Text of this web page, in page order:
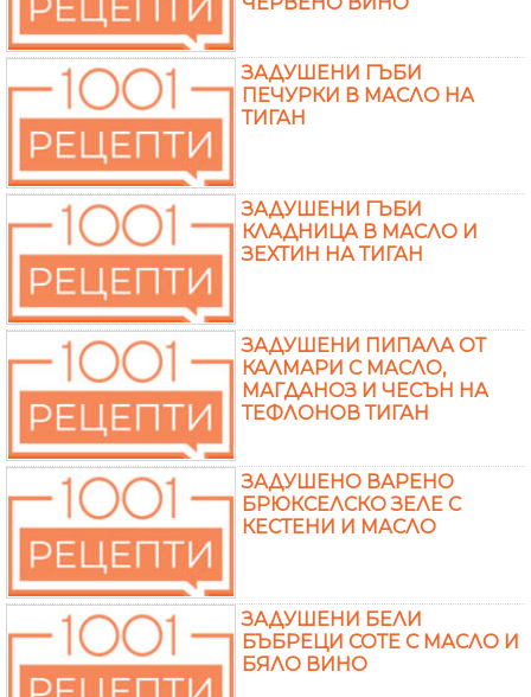
ЗАДУШЕНИ ГЪБИ
ПЕЧУРКИ В МАСЛО НА
ТИГАН
ЗАДУШЕНИ ГЪБИ
КЛАДНИЦА В МАСЛО И
ЗЕХТИН НА ТИГАН
ЗАДУШЕНИ ПИПАЛА ОТ
КАЛМАРИ С МАСЛО,
МАГДАНОЗ И ЧЕСЪН НА
ТЕФЛОНОВ ТИГАН
ЗАДУШЕНО ВАРЕНО
БРЮКСЕЛСКО ЗЕЛЕ С
КЕСТЕНИ И МАСЛО
ЗАДУШЕНИ БЕЛИ
БЪБРЕЦИ СОТЕ С МАСЛО И
БЯЛО ВИНО